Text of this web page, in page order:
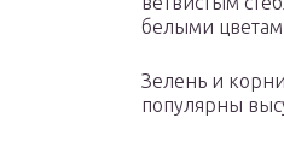
белыми
Зелень и
популярны